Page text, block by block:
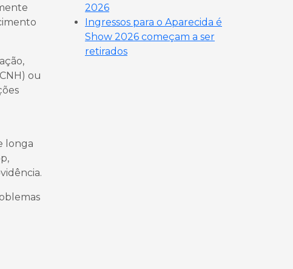
ou
longa
2026
Ingressos para o Aparecida é
Show 2026 começam a ser
retirados